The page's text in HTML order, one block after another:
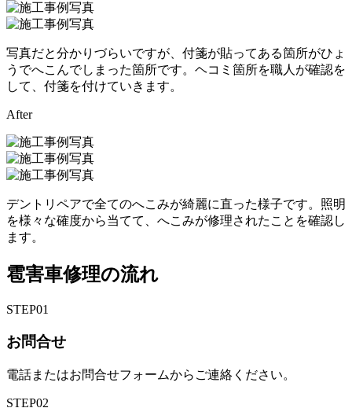
写真だと分かりづらいですが、付箋が貼ってある箇所がひょ
うでへこんでしまった箇所です。ヘコミ箇所を職人が確認を
して、付箋を付けていきます。
After
デントリペアで全てのへこみが綺麗に直った様子です。照明
を様々な確度から当てて、へこみが修理されたことを確認し
ます。
雹害車修理の流れ
STEP01
お問合せ
電話またはお問合せフォームからご連絡ください。
STEP02